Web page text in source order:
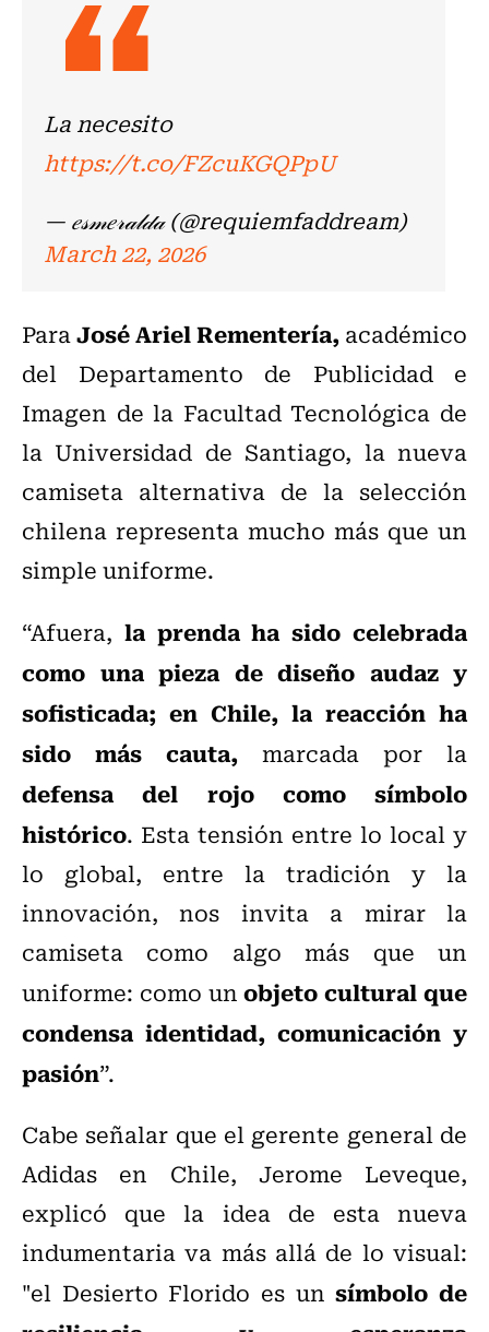
La necesito
https://t.co/FZcuKGQPpU
— 𝑒𝓈𝓂𝑒𝓇𝒶𝓁𝒹𝒶 (@requiemfaddream)
March 22, 2026
ParaJosé Ariel Rementería,académico
del Departamento de Publicidad e
Imagen de la Facultad Tecnológica de
la Universidad de Santiago, la nueva
camiseta alternativa de la selección
chilena representa mucho más que un
simple uniforme.
“Afuera, la prenda ha sido celebrada
como una pieza de diseño audaz y
sofisticada; en Chile, la reacción ha
sido más cauta, marcada por la
defensa del rojo como símbolo
histórico. Esta tensión entre lo local y
lo global, entre la tradición y la
innovación, nos invita a mirar la
camiseta como algo más que un
uniforme: como unobjeto cultural que
condensa identidad, comunicación y
pasión”.
Cabe señalar que el gerente general de
Adidas en Chile, Jerome Leveque,
explicó que la idea de esta nueva
indumentaria va más allá de lo visual:
"el Desierto Florido es unsímbolo de